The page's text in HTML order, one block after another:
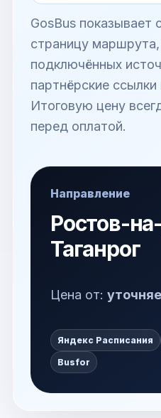
GosBus показывает
страницу маршрута,
подключённых
партнёрские ссылки
Итоговую цену
перед оплатой.
Направление
Ростов-
Таганрог
Цена от:
Яндекс Расписания
Busfor